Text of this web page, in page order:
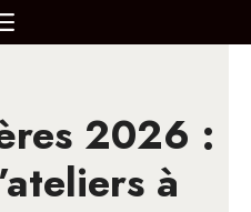
MENU
2026 :
à